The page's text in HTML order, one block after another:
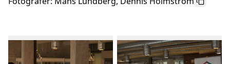
Kopiera